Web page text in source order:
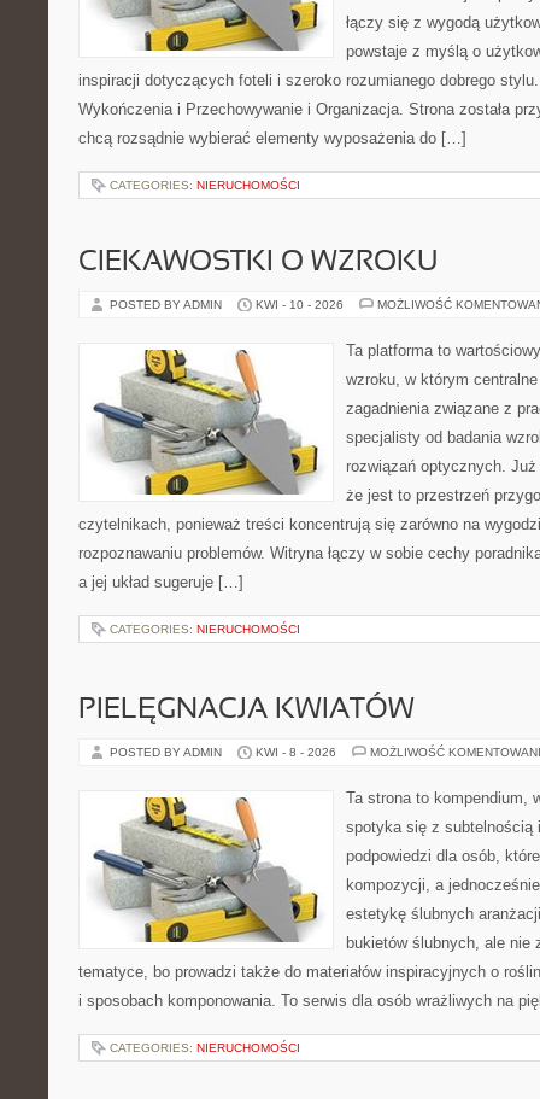
łączy się z wygodą
powstaje z myślą o
inspiracji dotyczących foteli i szeroko rozumianego dobrego
Wykończenia i Przechowywanie i Organizacja. Strona została
chcą rozsądnie wybierać elementy wyposażenia do […]
CATEGORIES: NIERUCHOMOŚCI
CIEKAWOSTKI O WZROKU
POSTED BY ADMIN KWI - 10 - 2026 MOŻLIWOŚĆ
Ta platforma to
wzroku, w którym
zagadnienia związane z
specjalisty od badania
rozwiązań optycznych.
że jest to przestrzeń
czytelnikach, ponieważ treści koncentrują się zarówno na
rozpoznawaniu problemów. Witryna łączy w sobie cechy
a jej układ sugeruje […]
CATEGORIES: NIERUCHOMOŚCI
PIELĘGNACJA KWIATÓW
POSTED BY ADMIN KWI - 8 - 2026 MOŻLIWOŚĆ
Ta strona to kompendium,
spotyka się z subtelnością
podpowiedzi dla osób,
kompozycji, a
estetykę ślubnych
bukietów ślubnych, ale nie
tematyce, bo prowadzi także do materiałów inspiracyjnych o
i sposobach komponowania. To serwis dla osób wrażliwych na
CATEGORIES: NIERUCHOMOŚCI